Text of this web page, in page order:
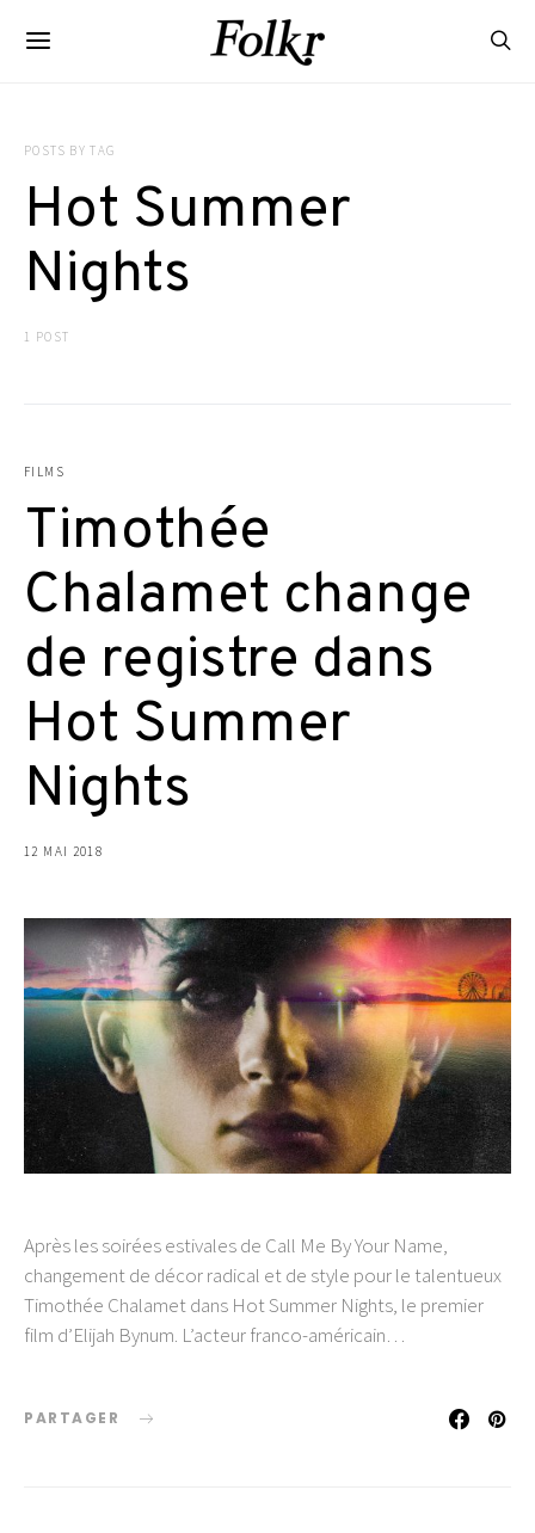
POSTS BY TAG
Hot Summer
Nights
1 POST
FILMS
Timothée
Chalamet change
de registre dans
Hot Summer
Nights
12 MAI 2018
Après les soirées estivales de Call Me By Your Name,
changement de décor radical et de style pour le talentueux
Timothée Chalamet dans Hot Summer Nights, le premier
film d’Elijah Bynum. L’acteur franco-américain…
PARTAGER